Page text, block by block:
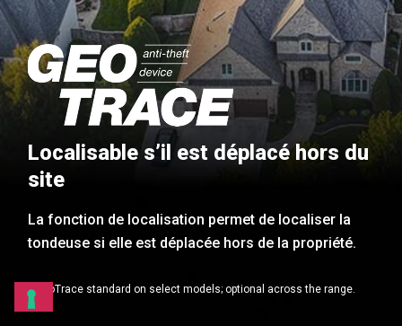
Localisable s’il est déplacé hors du
site
La fonction de localisation permet de localiser la
tondeuse si elle est déplacée hors de la propriété.
* GeoTrace standard on select models; optional across the range.